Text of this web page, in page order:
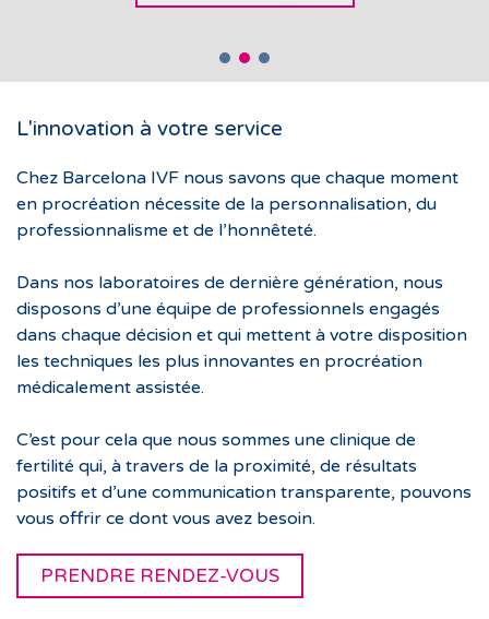
CONTACTEZ-NOUS
CONTACTEZ-NOUS
L'innovation à votre service
Chez Barcelona IVF nous savons que chaque moment
en procréation nécessite de la personnalisation, du
professionnalisme et de l’honnêteté.
Dans nos laboratoires de dernière génération, nous
disposons d’une équipe de professionnels engagés
dans chaque décision et qui mettent à votre disposition
les techniques les plus innovantes en procréation
médicalement assistée.
C’est pour cela que nous sommes une clinique de
fertilité qui, à travers de la proximité, de résultats
positifs et d’une communication transparente, pouvons
vous offrir ce dont vous avez besoin.
PRENDRE RENDEZ-VOUS